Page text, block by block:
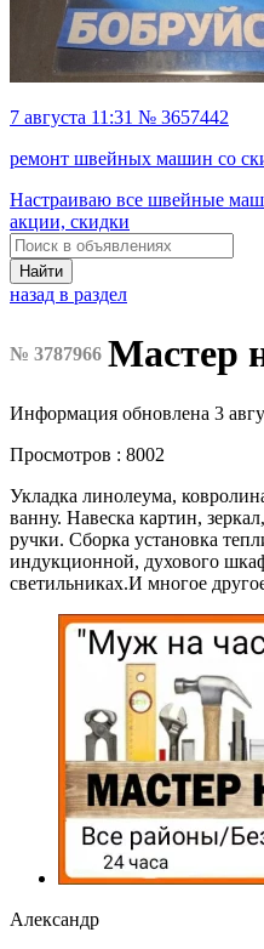
7 августа 11:31 № 3657442
ремонт швейных машин со
Haстрaивaю всe швейные
акции, скидки
Найти
назад в раздел
№ 3787966 Мастер
Информация обновлена 3
Просмотров : 8002
Укладка линолеума,
ванну. Навеска картин,
ручки. Сборка установка
индукционной, духового
светильниках.И многое
Александр